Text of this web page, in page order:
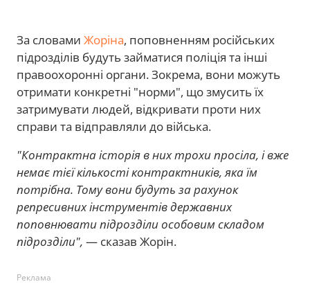
За словами Жоріна, поповненням російських
підрозділів будуть займатися поліція та інші
правоохоронні органи. Зокрема, вони можуть
отримати конкретні "норми", що змусить їх
затримувати людей, відкривати проти них
справи та відправляли до війська.
"Контрактна історія в них трохи просіла, і вже
немає тієї кількості контрактників, яка їм
потрібна. Тому вони будуть за рахунок
репресивних інструментів державних
поповнювати підрозділи особовим складом
підрозділи", — сказав Жорін.
Реклама